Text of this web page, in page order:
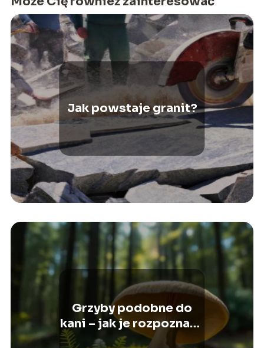
Jak powstaje granit?
Grzyby podobne do
kani – jak je rozpoznać i
uniknąć pomyłek?